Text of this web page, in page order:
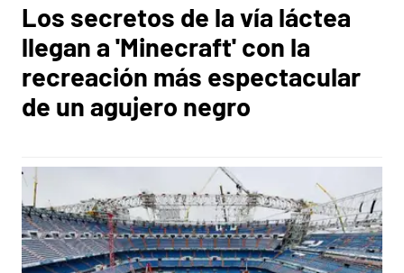
Los secretos de la vía láctea
llegan a 'Minecraft' con la
recreación más espectacular
de un agujero negro